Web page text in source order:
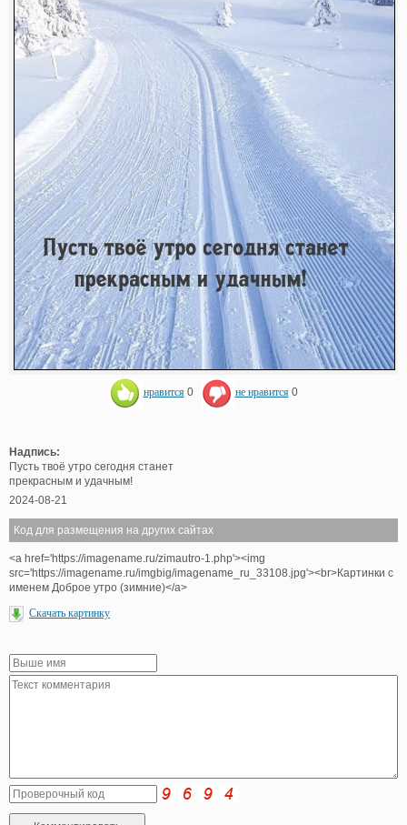
нравится 0 не нравится 0
Надпись:
Пусть твоё утро сегодня станет
прекрасным и удачным!
2024-08-21
Код для размещения на других сайтах
<a href='https://imagename.ru/zimautro-1.php'><img
src='https://imagename.ru/imgbig/imagename_ru_33108.jpg'><br>Картинки с
именем Доброе утро (зимние)</a>
Скачать картинку